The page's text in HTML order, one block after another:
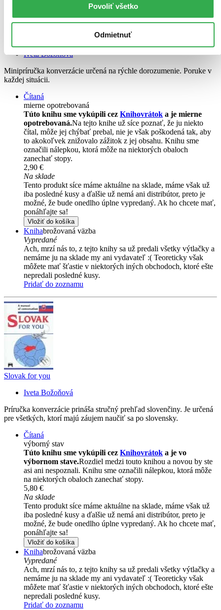
Povoliť všetko
Odmietnuť
Iveta Božoňová
Minipríručka konverzácie určená na rýchle dorozumenie. Poruke v
každej situácii.
Čítaná
mierne opotrebovaná
Túto knihu sme vykúpili cez Knihovrátok a je mierne
opotrebovaná.Na tejto knihe už síce poznať, že ju niekto
čítal, môže jej chýbať prebal, nie je však poškodená tak, aby
to akokoľvek znižovalo zážitok z jej obsahu. Knihu sme
označili nálepkou, ktorá môže na niektorých obaloch
zanechať stopy.
2,90 €
Na sklade
Tento produkt síce máme aktuálne na sklade, máme však už
iba posledné kusy a ďalšie už nemá ani distribútor, preto je
možné, že bude onedlho úplne vypredaný. Ak ho chcete mať,
ponáhľajte sa!
Vložiť do košíka
Knihabrožovaná väzba
Vypredané
Ach, mrzí nás to, z tejto knihy sa už predali všetky výtlačky a
nemáme ju na sklade my ani vydavateľ :( Teoreticky však
môžete mať šťastie v niektorých iných obchodoch, ktoré ešte
nepredali posledné kusy.
Pridať do zoznamu
Slovak for you
Iveta Božoňová
Príručka konverzácie prináša stručný prehľad slovenčiny. Je určená
pre všetkých, ktorí majú záujem naučiť sa po slovensky.
Čítaná
výborný stav
Túto knihu sme vykúpili cez Knihovrátok a je vo
výbornom stave.Rozdiel medzi touto knihou a novou by ste
asi ani nespoznali. Knihu sme označili nálepkou, ktorá môže
na niektorých obaloch zanechať stopy.
5,80 €
Na sklade
Tento produkt síce máme aktuálne na sklade, máme však už
iba posledné kusy a ďalšie už nemá ani distribútor, preto je
možné, že bude onedlho úplne vypredaný. Ak ho chcete mať,
ponáhľajte sa!
Vložiť do košíka
Knihabrožovaná väzba
Vypredané
Ach, mrzí nás to, z tejto knihy sa už predali všetky výtlačky a
nemáme ju na sklade my ani vydavateľ :( Teoreticky však
môžete mať šťastie v niektorých iných obchodoch, ktoré ešte
nepredali posledné kusy.
Pridať do zoznamu